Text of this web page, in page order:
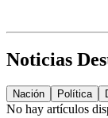
Noticias
Nación Política
No hay artículos